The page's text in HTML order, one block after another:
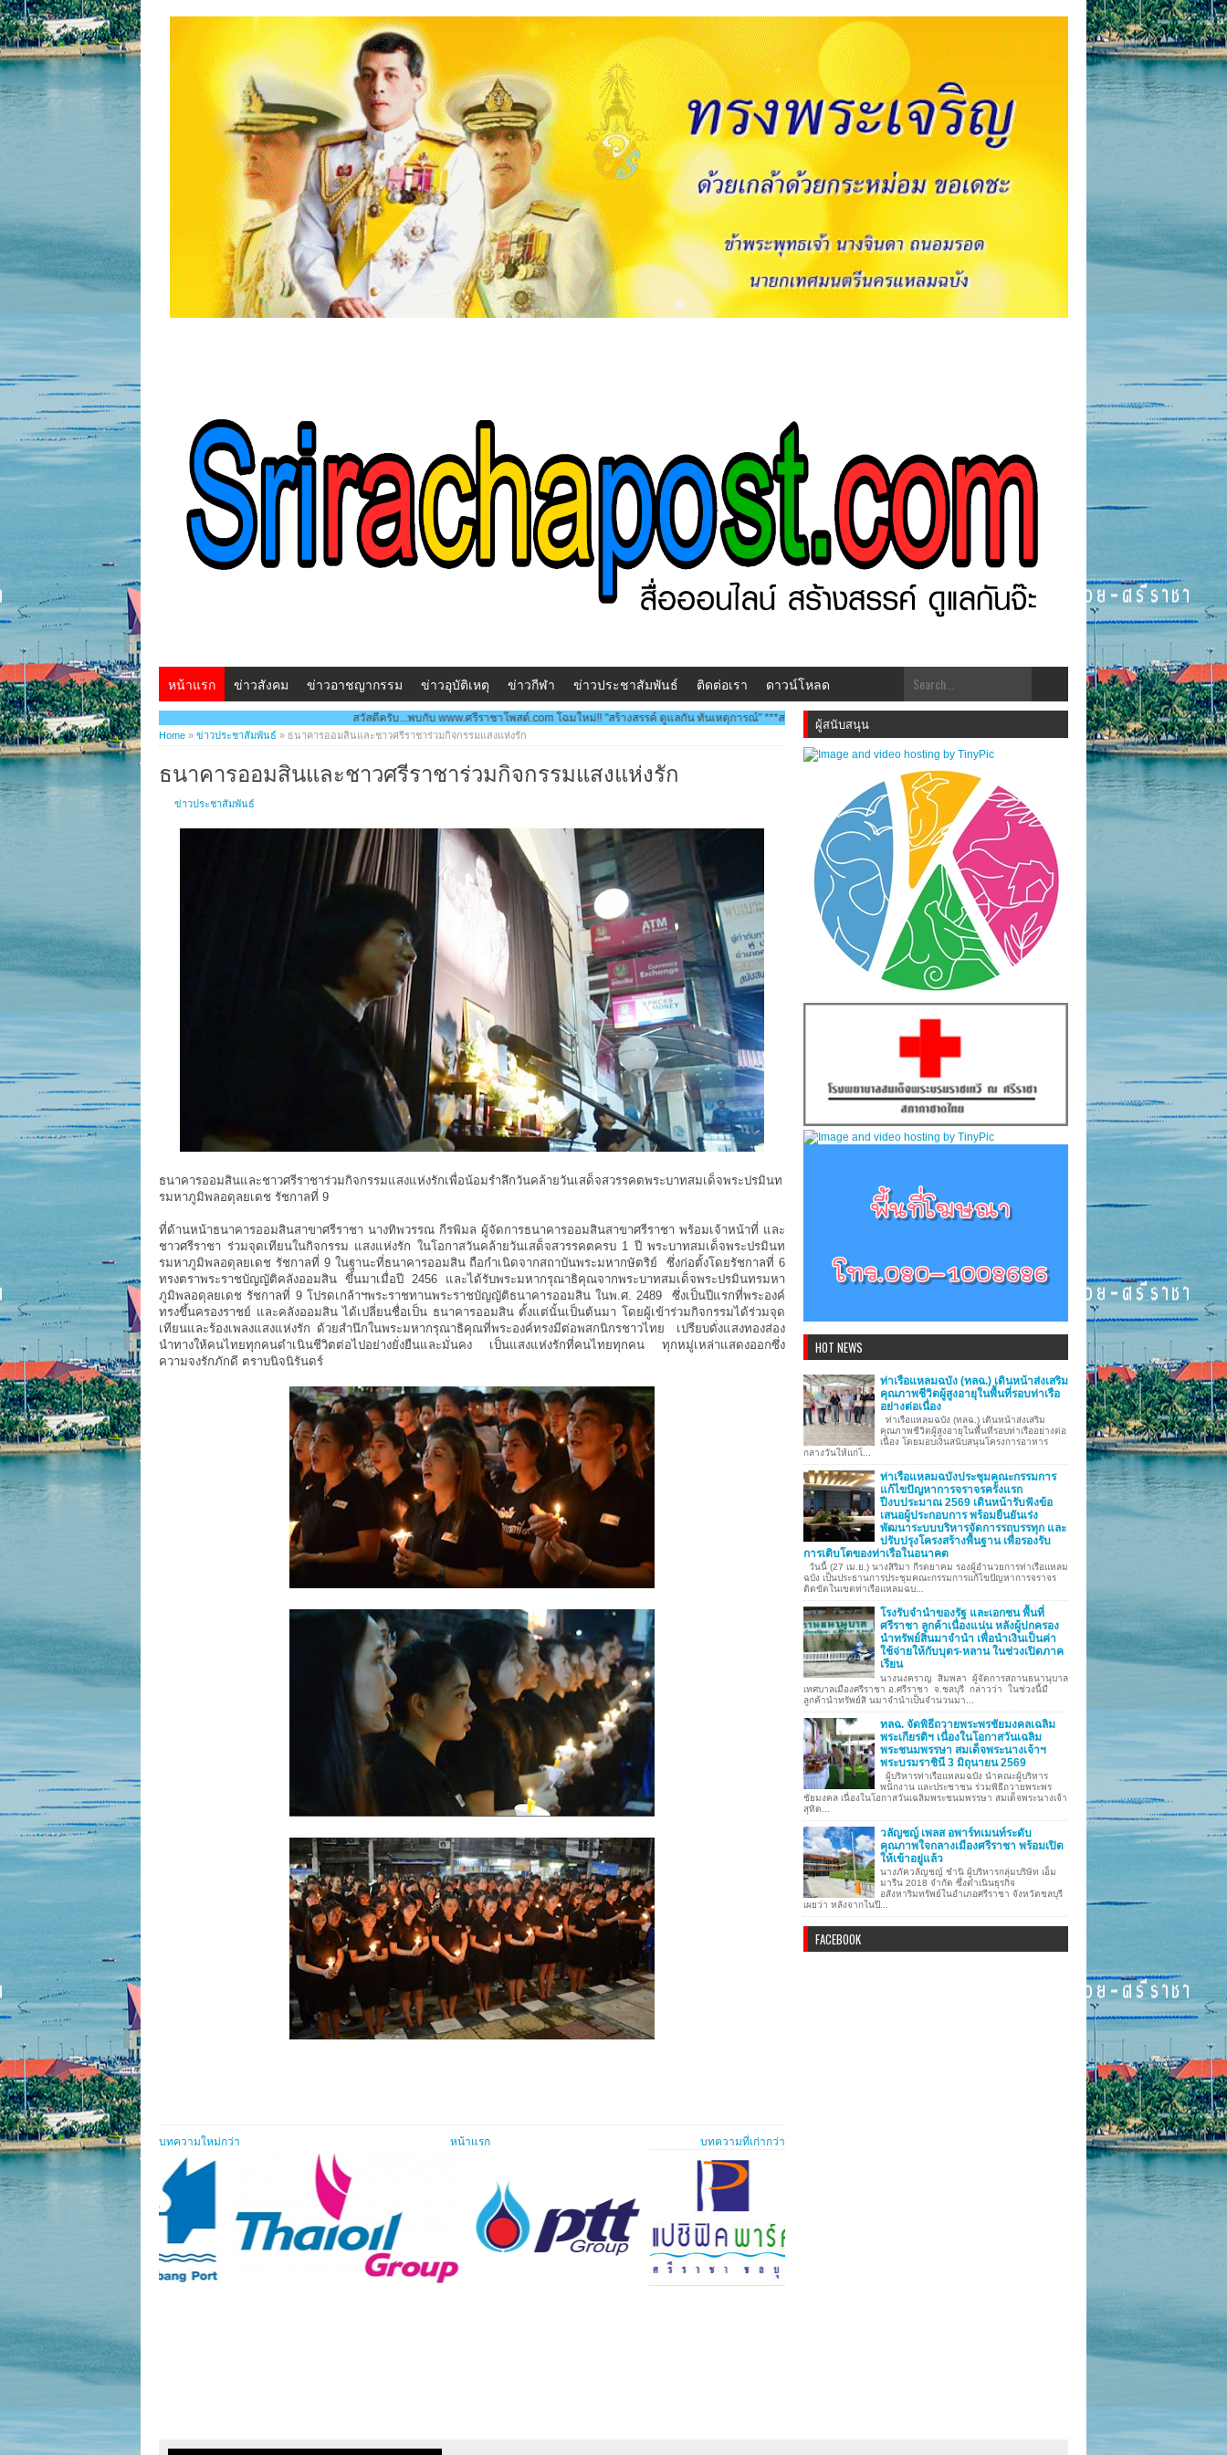
หน้าแรก ข่าวสังคม ข่าวอาชญากรรม ข่าวอุบัติเหตุ ข่าวกีฬา ข่าวประชาสัมพันธ์ ติดต่อเรา ดาวน์โหลด
สวัสดีครับ...พบกับ www.ศรีราชาโพสต์.com โฉมใหม่!! "สร้างสรรค์ ดูแลกัน ทันเหตุการณ์" ***สวัสดีครับ...พบกับ www.ศรีราชาโพสต์.com โฉมใหม่!! "สร้างสรรคฺ์ ดูแลกัน ทันเหตุการณ์" ***ประชาสัมพันธ์ข่าวส
Home » ข่าวประชาสัมพันธ์ » ธนาคารออมสินและชาวศรีราชาร่วมกิจกรรมแสงแห่งรัก
ธนาคารออมสินและชาวศรีราชาร่วมกิจกรรมแสงแห่งรัก
ข่าวประชาสัมพันธ์
ธนาคารออมสินและชาวศรีราชาร่วมกิจกรรมแสงแห่งรักเพื่อน้อมรำลึกวันคล้ายวันเสด็จสวรรคตพระบาทสมเด็จพระปรมินท
รมหาภูมิพลอดุลยเดช รัชกาลที่ 9
ที่ด้านหน้าธนาคารออมสินสาขาศรีราชา นางทิพวรรณ กีรพิมล ผู้จัดการธนาคารออมสินสาขาศรีราชา พร้อมเจ้าหน้าที่ และ
ชาวศรีราชา ร่วมจุดเทียนในกิจกรรม แสงแห่งรัก ในโอกาสวันคล้ายวันเสด็จสวรรคตครบ 1 ปี พระบาทสมเด็จพระปรมินท
รมหาภูมิพลอดุลยเดช รัชกาลที่ 9 ในฐานะที่ธนาคารออมสิน ถือกำเนิดจากสถาบันพระมหากษัตริย์ ซึ่งก่อตั้งโดยรัชกาลที่ 6
ทรงตราพระราชบัญญัติคลังออมสิน ขึ้นมาเมื่อปี 2456 และได้รับพระมหากรุณาธิคุณจากพระบาทสมเด็จพระปรมินทรมหา
ภูมิพลอดุลยเดช รัชกาลที่ 9 โปรดเกล้าฯพระราชทานพระราชบัญญัติธนาคารออมสิน ในพ.ศ. 2489 ซึ่งเป็นปีแรกที่พระองค์
ทรงขึ้นครองราชย์ และคลังออมสิน ได้เปลี่ยนชื่อเป็น ธนาคารออมสิน ตั้งแต่นั้นเป็นต้นมา โดยผู้เข้าร่วมกิจกรรมได้ร่วมจุด
เทียนและร้องเพลงแสงแห่งรัก ด้วยสำนึกในพระมหากรุณาธิคุณที่พระองค์ทรงมีต่อพสกนิกรชาวไทย เปรียบดั่งแสงทองส่อง
นำทางให้คนไทยทุกคนดำเนินชีวิตต่อไปอย่างยั่งยืนและมั่นคง เป็นแสงแห่งรักที่คนไทยทุกคน ทุกหมู่เหล่าแสดงออกซึ่ง
ความจงรักภักดี ตราบนิจนิรันดร์
บทความใหม่กว่า บทความที่เก่ากว่า
หน้าแรก
ผู้สนับสนุน
HOT NEWS
ท่าเรือแหลมฉบัง (ทลฉ.) เดินหน้าส่งเสริม
คุณภาพชีวิตผู้สูงอายุในพื้นที่รอบท่าเรือ
อย่างต่อเนื่อง
ท่าเรือแหลมฉบัง (ทลฉ.) เดินหน้าส่งเสริม
คุณภาพชีวิตผู้สูงอายุในพื้นที่รอบท่าเรืออย่างต่อ
เนื่อง โดยมอบเงินสนับสนุนโครงการอาหาร
กลางวันให้แก่โ...
ท่าเรือแหลมฉบังประชุมคณะกรรมการ
แก้ไขปัญหาการจราจรครั้งแรก
ปีงบประมาณ 2569 เดินหน้ารับฟังข้อ
เสนอผู้ประกอบการ พร้อมยืนยันเร่ง
พัฒนาระบบบริหารจัดการรถบรรทุก และ
ปรับปรุงโครงสร้างพื้นฐาน เพื่อรองรับ
การเติบโตของท่าเรือในอนาคต
วันนี้ (27 เม.ย.) นางสิริมา กีรตยาคม รองผู้อำนวยการท่าเรือแหลม
ฉบัง เป็นประธานการประชุมคณะกรรมการแก้ไขปัญหาการจราจร
ติดขัดในเขตท่าเรือแหลมฉบ...
โรงรับจำนำของรัฐ และเอกชน พื้นที่
ศรีราชา ลูกค้าเนื่องแน่น หลังผู้ปกครอง
นำทรัพย์สินมาจำนำ เพื่อนำเงินเป็นค่า
ใช้จ่ายให้กับบุตร-หลาน ในช่วงเปิดภาค
เรียน
นางนงคราญ สิมพลา ผู้จัดการสถานธนานุบาล
เทศบาลเมืองศรีราชา อ.ศรีราชา จ.ชลบุรี กล่าวว่า ในช่วงนี้มี
ลูกค้านำทรัพย์สิ นมาจำนำเป็นจำนวนมา...
ทลฉ. จัดพิธีถวายพระพรชัยมงคลเฉลิม
พระเกียรติฯ เนื่องในโอกาสวันเฉลิม
พระชนมพรรษา สมเด็จพระนางเจ้าฯ
พระบรมราชินี 3 มิถุนายน 2569
ผู้บริหารท่าเรือแหลมฉบัง นำคณะผู้บริหาร
พนักงาน และประชาชน ร่วมพิธีถวายพระพร
ชัยมงคล เนื่องในโอกาสวันเฉลิมพระชนมพรรษา สมเด็จพระนางเจ้า
สุทิด...
วลัญชญ์ เพลส อพาร์ทเมนท์ระดับ
คุณภาพใจกลางเมืองศรีราชา พร้อมเปิด
ให้เข้าอยู่แล้ว
นางภัควลัญชญ์ ชำนิ ผู้บริหารกลุ่มบริษัท เอ็ม
มารีน 2018 จำกัด ซึ่งดำเนินธุรกิจ
อสังหาริมทรัพย์ในอำเภอศรีราชา จังหวัดชลบุรี
เผยว่า หลังจากในปี...
FACEBOOK